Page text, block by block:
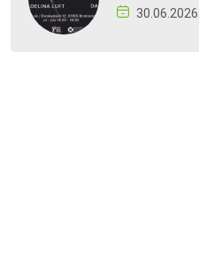
30.06.2026